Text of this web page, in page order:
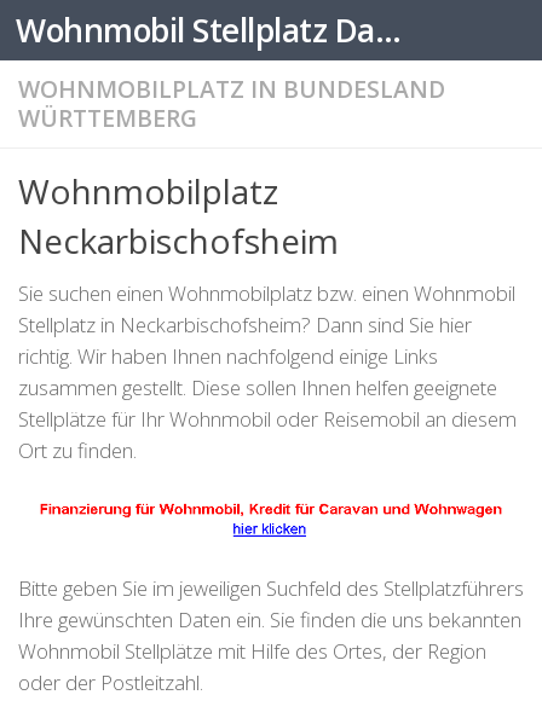
Zum Inhalt springen Wohnmobil Stellplatz Datenbank
WOHNMOBILPLATZ IN BUNDESLAND
WÜRTTEMBERG
Wohnmobilplatz
Neckarbischofsheim
Sie suchen einen Wohnmobilplatz bzw. einen Wohnmobil
Stellplatz in Neckarbischofsheim? Dann sind Sie hier
richtig. Wir haben Ihnen nachfolgend einige Links
zusammen gestellt. Diese sollen Ihnen helfen geeignete
Stellplätze für Ihr Wohnmobil oder Reisemobil an diesem
Ort zu finden.
Bitte geben Sie im jeweiligen Suchfeld des Stellplatzführers
Ihre gewünschten Daten ein. Sie finden die uns bekannten
Wohnmobil Stellplätze mit Hilfe des Ortes, der Region
oder der Postleitzahl.